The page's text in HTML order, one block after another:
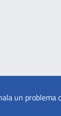
un problema